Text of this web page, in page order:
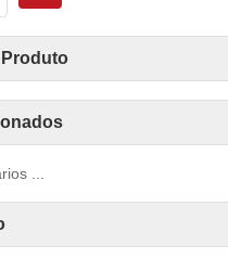
Produto
...